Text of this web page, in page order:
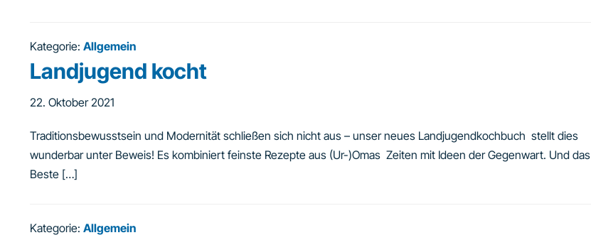
Kategorie: Allgemein
Landjugend kocht
22. Oktober 2021
Traditionsbewusstsein und Modernität schließen sich nicht aus – unser neues Landjugendkochbuch stellt dies
wunderbar unter Beweis! Es kombiniert feinste Rezepte aus (Ur-)Omas Zeiten mit Ideen der Gegenwart. Und das
Beste […]
Kategorie: Allgemein